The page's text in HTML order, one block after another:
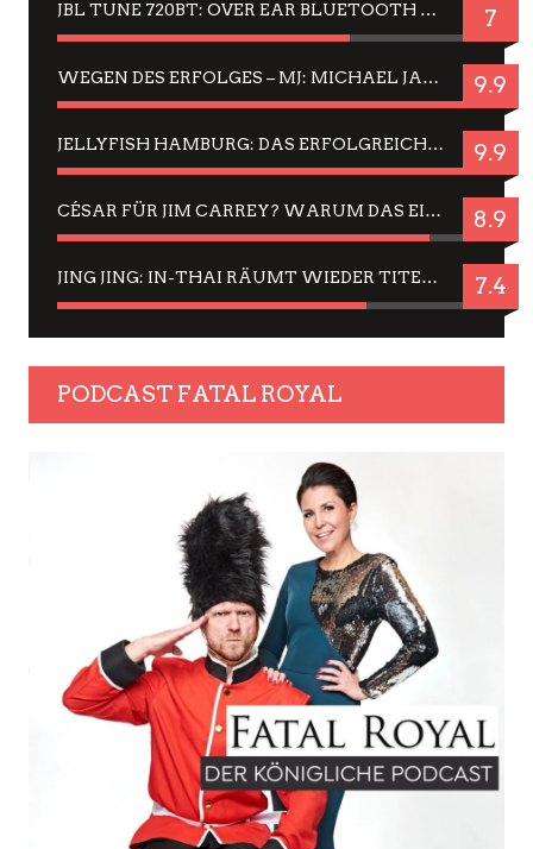
JBL TUNE 720BT: OVER EAR BLUETOOTH KOPFHÖRER UM DIE 50,-€ IM DAUER-TEST 7
WEGEN DES ERFOLGES – MJ: MICHAEL JACKSON MUSICAL IN EINER MATINEE SEHEN 9.9
JELLYFISH HAMBURG: DAS ERFOLGREICHE SOMMER-MENÜ 2025 IN GEFÜHLEN UND BILDERN 9.9
CÉSAR FÜR JIM CARREY? WARUM DAS EINER DER NERVIGSTEN ACTORS IST UND BLEIBT 8.9
JING JING: IN-THAI RÄUMT WIEDER TITEL AB – EIN ZWEI-STUNDEN-ERLEBNISBERICHT 7.4
PODCAST FATAL ROYAL